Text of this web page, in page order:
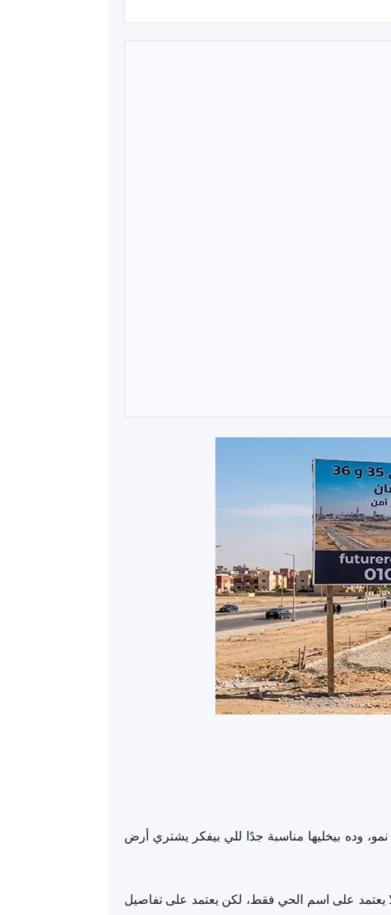
نمو، وده بيخليها مناسبة جدًا للي بيفكر يشتري أرض
الصحيح لا يعتمد على اسم الحي فقط، لكن يعتمد على تفاصيل